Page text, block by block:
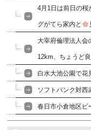
4月1日は前日の桜
グがてら家内と
大宰府倫理法人会
12km、ちょうど
白水大池公園で花
ソフトバンク対西
春日市小倉地区ビ